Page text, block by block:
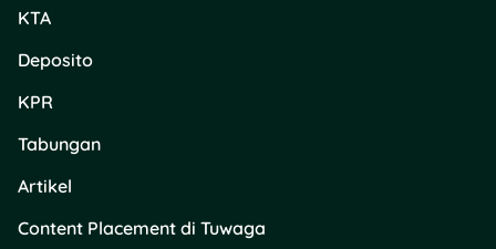
KTA
Deposito
KPR
Tabungan
Artikel
Content Placement di Tuwaga